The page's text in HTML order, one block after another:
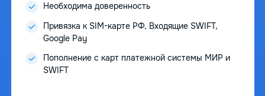
Необходима доверенность
Привязка к SIM-карте РФ, Входящие SWIFT,
Google Pay
Пополнение с карт платежной системы МИР и
SWIFT